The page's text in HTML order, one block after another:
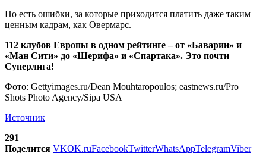
Но есть ошибки, за которые приходится платить даже таким
ценным кадрам, как Овермарс.
112 клубов Европы в одном рейтинге – от «Баварии» и
«Ман Сити» до «Шерифа» и «Спартака». Это почти
Суперлига!
Фото: Gettyimages.ru/Dean Mouhtaropoulos; eastnews.ru/Pro
Shots Photo Agency/Sipa USA
Источник
291
Поделится VKOK.ruFacebookTwitterWhatsAppTelegramViber